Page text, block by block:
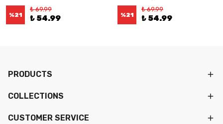
%21
₺ 69.99
₺ 54.99 %21
₺ 69.99
₺ 54.99
PRODUCTS
COLLECTIONS
CUSTOMER SERVICE